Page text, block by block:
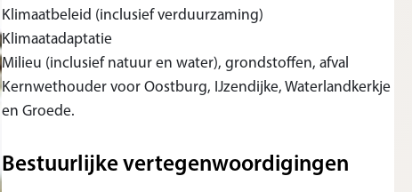
Klimaatbeleid (inclusief verduurzaming)
Klimaatadaptatie
Milieu (inclusief natuur en water), grondstoffen, afval
Kernwethouder voor Oostburg, IJzendijke, Waterlandkerkje
en Groede.
Bestuurlijke vertegenwoordigingen